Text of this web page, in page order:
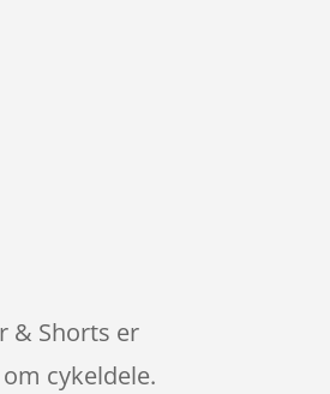
& Shorts er
cykeldele.